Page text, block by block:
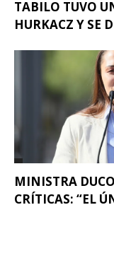
TABILO TUVO
HURKACZ Y SE
MINISTRA
CRÍTICAS: “EL